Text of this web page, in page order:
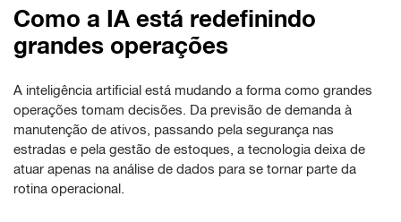
Como a IA está redefinindo
grandes operações
A inteligência artificial está mudando a forma como grandes
operações tomam decisões. Da previsão de demanda à
manutenção de ativos, passando pela segurança nas
estradas e pela gestão de estoques, a tecnologia deixa de
atuar apenas na análise de dados para se tornar parte da
rotina operacional.